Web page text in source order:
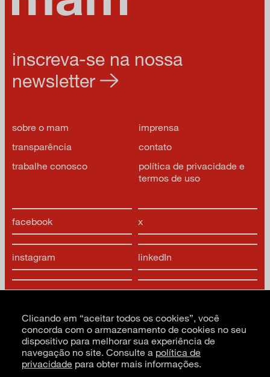
facebook x
instagram linkedIn
youtube google arts & culture
inscreva-se na nossa
newsletter
sobre o mam
imprensa
transparência
contato
trabalhe conosco
política de privacidade e
termos de uso
Clicando em “aceitar todos os cookies”, você
concorda com o armazenamento de cookies no seu
dispositivo para melhorar sua experiência de
navegação no site. Consulte a política de
privacidade para obter mais informações.